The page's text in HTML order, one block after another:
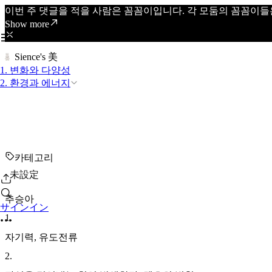
이번 주 댓글을 적을 사람은 꼼꼼이입니다. 각 모둠의 꼼꼼이
Show more
Sience's 美
1. 변화와 다양성
2. 환경과 에너지
サインイン
카테고리
未設定
추승아
1.
자기력, 유도전류
2.